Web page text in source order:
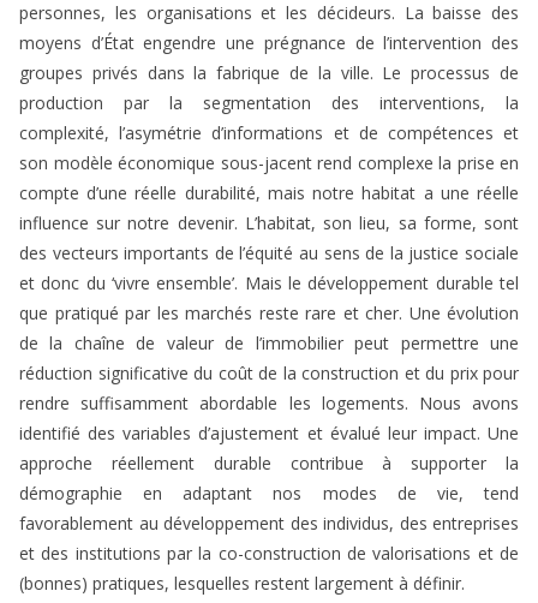
personnes, les organisations et les décideurs. La baisse des
moyens d’État engendre une prégnance de l’intervention des
groupes privés dans la fabrique de la ville. Le processus de
production par la segmentation des interventions, la
complexité, l’asymétrie d’informations et de compétences et
son modèle économique sous-jacent rend complexe la prise en
compte d’une réelle durabilité, mais notre habitat a une réelle
influence sur notre devenir. L’habitat, son lieu, sa forme, sont
des vecteurs importants de l’équité au sens de la justice sociale
et donc du ‘vivre ensemble’. Mais le développement durable tel
que pratiqué par les marchés reste rare et cher. Une évolution
de la chaîne de valeur de l’immobilier peut permettre une
réduction significative du coût de la construction et du prix pour
rendre suffisamment abordable les logements. Nous avons
identifié des variables d’ajustement et évalué leur impact. Une
approche réellement durable contribue à supporter la
démographie en adaptant nos modes de vie, tend
favorablement au développement des individus, des entreprises
et des institutions par la co-construction de valorisations et de
(bonnes) pratiques, lesquelles restent largement à définir.